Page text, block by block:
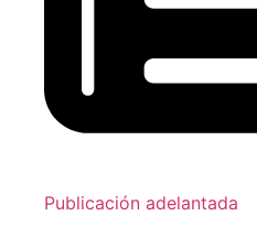
Publicación adelantada